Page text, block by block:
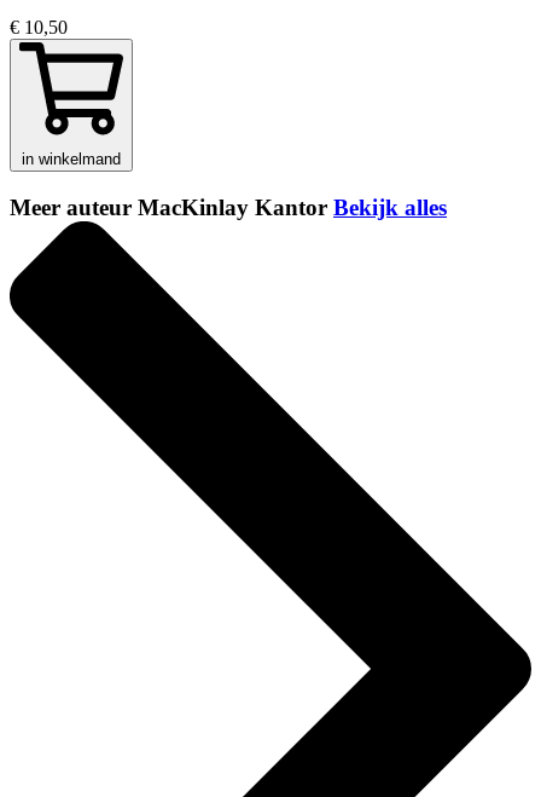
€ 10,50
in winkelmand
Meer auteur MacKinlay Kantor Bekijk alles